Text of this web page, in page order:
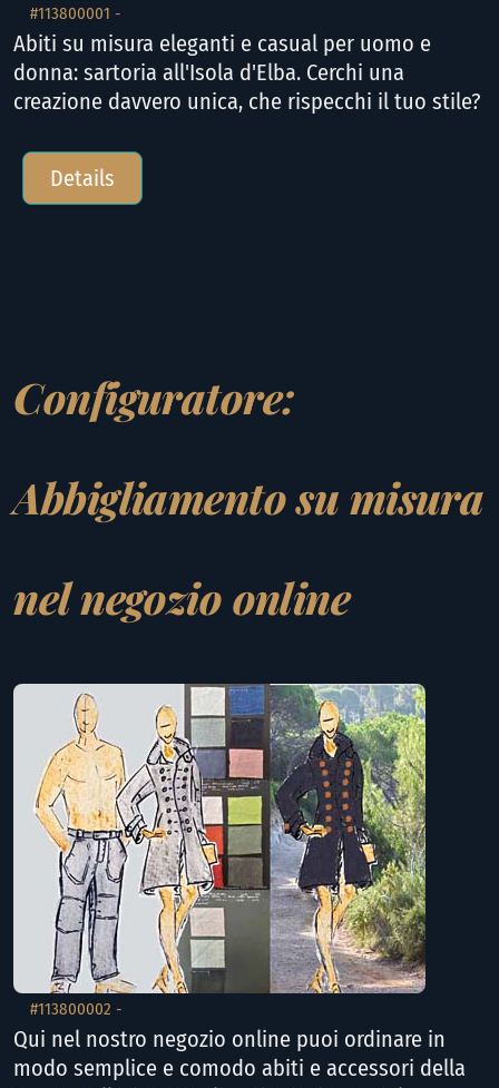
#113800001 -
Abiti su misura eleganti e casual per uomo e
donna: sartoria all'Isola d'Elba. Cerchi una
creazione davvero unica, che rispecchi il tuo stile?
Details
Configuratore:
Abbigliamento su misura
nel negozio online
#113800002 -
Qui nel nostro negozio online puoi ordinare in
modo semplice e comodo abiti e accessori della